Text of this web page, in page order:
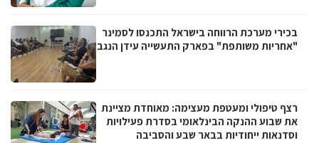
בכירי מערכת הרווחה בישראל התכנסו לסמינר
"אחריות משותפת" בפארק התעשייה עידן הנגב
רצף טיפולי ומעטפת מעצימה: מאוחדת מציינת
את שבוע ההנקה הבינלאומי בסדרת פעילויות
וסדנאות ייחודיות בבאר שבע והסביבה